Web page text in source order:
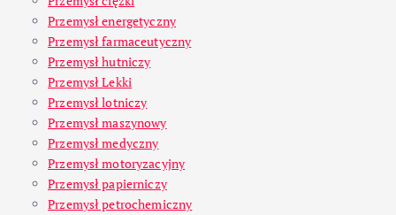
Przemysł energetyczny
Przemysł farmaceutyczny
Przemysł hutniczy
Przemysł Lekki
Przemysł lotniczy
Przemysł maszynowy
Przemysł medyczny
Przemysł motoryzacyjny
Przemysł papierniczy
Przemysł petrochemiczny